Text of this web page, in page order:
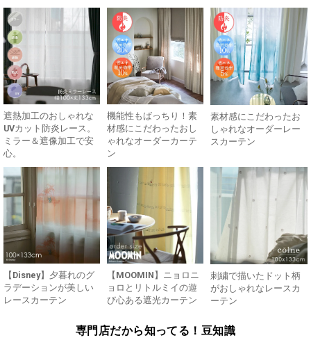
遮熱加工のおしゃれな
UVカット防炎レース。
ミラー＆遮像加工で安
心。
機能性もばっちり！素
材感にこだわったおし
ゃれなオーダーカーテ
ン
素材感にこだわったお
しゃれなオーダーレー
スカーテン
【Disney】夕暮れのグ
ラデーションが美しい
レースカーテン
【MOOMIN】ニョロニ
ョロとリトルミイの遊
び心ある遮光カーテン
刺繍で描いたドット柄
がおしゃれなレースカ
ーテン
専門店だから知ってる！豆知識